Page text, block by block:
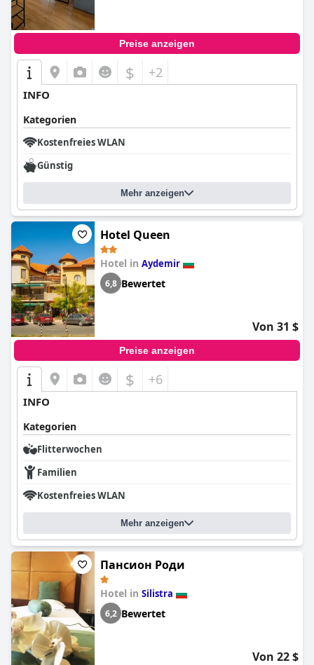
Preise anzeigen
$ +2
INFO
Kategorien
Kostenfreies WLAN
Günstig
Mehr anzeigen
Hotel Queen
Hotel in Aydemir
6,8 Bewertet
Von 31 $
Preise anzeigen
$ +6
INFO
Kategorien
Flitterwochen
Familien
Kostenfreies WLAN
Mehr anzeigen
Пансион Роди
Hotel in Silistra
6,2 Bewertet
Von 22 $